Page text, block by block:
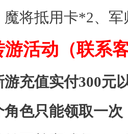
魔将抵用卡*2、
活动（联系
充值实付300元
色只能领取一次